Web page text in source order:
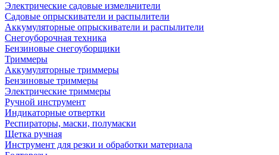
Электрические садовые измельчители
Садовые опрыскиватели и распылители
Аккумуляторные опрыскиватели и распылители
Снегоуборочная техника
Бензиновые снегоуборщики
Триммеры
Аккумуляторные триммеры
Бензиновые триммеры
Электрические триммеры
Ручной инструмент
Индикаторные отвертки
Респираторы, маски, полумаски
Щетка ручная
Инструмент для резки и обработки материала